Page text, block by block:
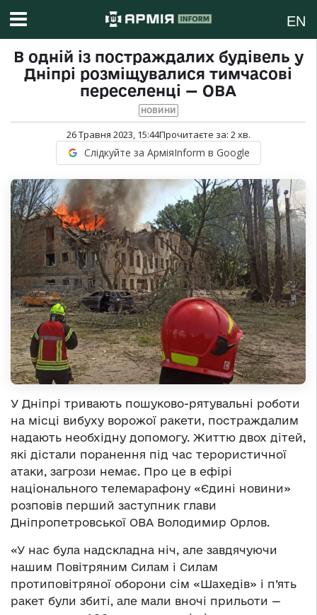
EN
В одній із постраждалих будівель у
Дніпрі розміщувалися тимчасові
переселенці — ОВА
НОВИНИ
26 Травня 2023, 15:44Прочитаєте за: 2хв.
Слідкуйте за АрміяInform в Google
У Дніпрі тривають пошуково-рятувальні роботи
на місці вибуху ворожої ракети, постраждалим
надають необхідну допомогу. Життю двох дітей,
які дістали поранення під час терористичної
атаки, загрози немає. Про це в ефірі
національного телемарафону «Єдині новини»
розповів перший заступник глави
Дніпропетровської ОВА Володимир Орлов.
«У нас була надскладна ніч, але завдячуючи
нашим Повітряним Силам і Силам
протиповітряної оборони сім «Шахедів» і п’ять
ракет були збиті, але мали вночі прильоти —